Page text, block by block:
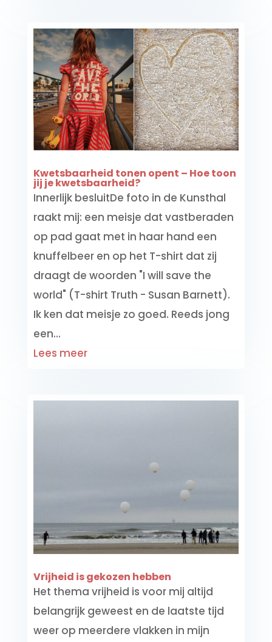
Kwetsbaarheid tonen opent – Hoe toon
jij je kwetsbaarheid?
Innerlijk besluitDe foto in de Kunsthal
raakt mij: een meisje dat vastberaden
op pad gaat met in haar hand een
knuffelbeer en op het T-shirt dat zij
draagt de woorden "I will save the
world" (T-shirt Truth - Susan Barnett).
Ik ken dat meisje zo goed. Reeds jong
een...
Lees meer
Vrijheid is gekozen hebben
Het thema vrijheid is voor mij altijd
belangrijk geweest en de laatste tijd
weer op meerdere vlakken in mijn